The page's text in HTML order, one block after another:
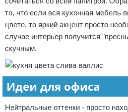
то, что если вся кухонная мебель
цвете, то яркий акцент просто
случае интерьер получится
скучным.
Идеи для офиса
Нейтральные оттенки - просто